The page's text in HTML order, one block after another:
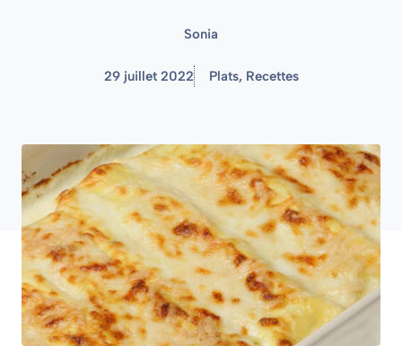
Sonia
29 juillet 2022 Plats, Recettes